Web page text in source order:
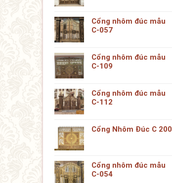
Cổng nhôm đúc mẫu
C-057
Cổng nhôm đúc mẫu
C-109
Cổng nhôm đúc mẫu
C-112
Cổng Nhôm Đúc C 200
Cổng nhôm đúc mẫu
C-054